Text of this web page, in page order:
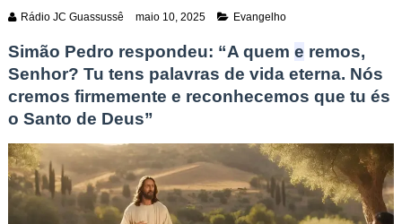
Rádio JC Guassussê maio 10, 2025 Evangelho
Simão Pedro respondeu: “A quem e remos,
Senhor? Tu tens palavras de vida eterna. Nós
cremos firmemente e reconhecemos que tu és
o Santo de Deus”